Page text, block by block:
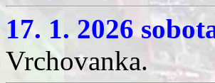
17. 1. 2026
Vrchovanka.